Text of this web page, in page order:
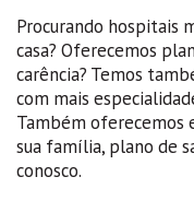
Procurando hospitais
casa? Oferecemos
carência? Temos
com mais
Também oferecemos
sua família, plano de
conosco.